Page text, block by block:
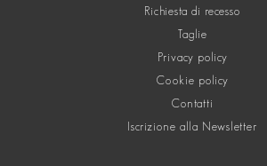
Richiesta di recesso
Taglie
Privacy policy
Cookie policy
Contatti
Iscrizione alla Newsletter